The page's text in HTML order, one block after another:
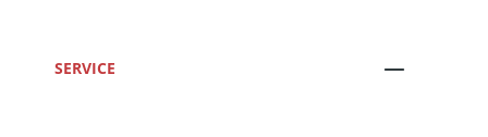
SERVICE